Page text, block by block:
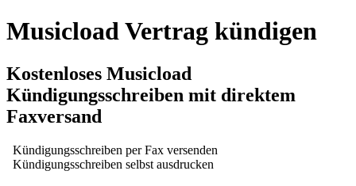
Musicload Vertrag kündigen
Kostenloses Musicload
Kündigungsschreiben mit direktem
Faxversand
Kündigungsschreiben per Fax versenden
Kündigungsschreiben selbst ausdrucken